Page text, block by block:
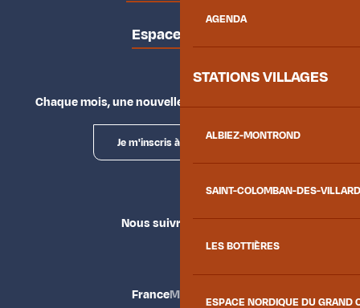
AGENDA
STATIONS VILLAGES
ALBIEZ-MONTROND
SAINT-COLOMBAN-DES-
LES BOTTIÈRES
ESPACE NORDIQUE DU GRAND
Espace presse
Chaque mois, une nouvelle façon d'explorer la vallée.
Je m'inscris à la newsletter
Nous suivre
FranceMaurienne